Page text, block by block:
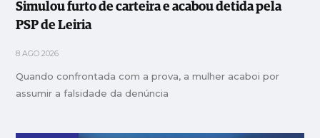
Simulou furto de carteira e acabou detida pela
PSP de Leiria
8 AGO 2026
Quando confrontada com a prova, a mulher acaboi por
assumir a falsidade da denúncia